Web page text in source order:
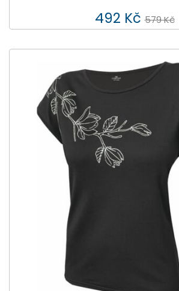
492 Kč 579 Kč